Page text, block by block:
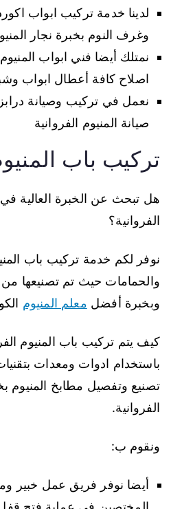
لدينا خدمة تركيب ابواب
وغرف النوم بخبرة نجار
نمتلك أيضا فني ابواب
اصلاح كافة أعطال ابواب
نعمل في تركيب وصيانة
صيانة المنيوم الفروانية
تركيب باب
هل تبحث عن الخبرة العالية
الفروانية؟
نوفر لكم خدمة تركيب باب
والحمامات حيث تم تصنيعها من
وبخبرة أفضل معلم المنيوم
كيف يتم تركيب باب المنيوم
باستخدام ادوات ومعدات
تصنيع وتفصيل مطابخ المنيوم
الفروانية.
ونقوم ب:
أيضا نوفر فريق عمل خبير